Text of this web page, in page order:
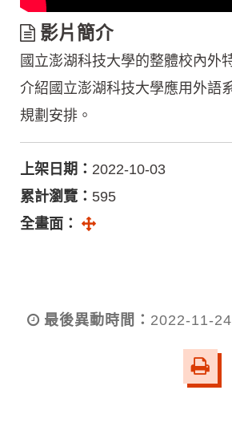
影
片
簡
介
影片簡介
國立澎湖科技大學的整體校內外
介紹國立澎湖科技大學應用外語
規劃安排。
上架日期： 2022-10-03
累計瀏覽： 595
全畫面： 全螢幕
最後異動時間： 2022-11-
友
善